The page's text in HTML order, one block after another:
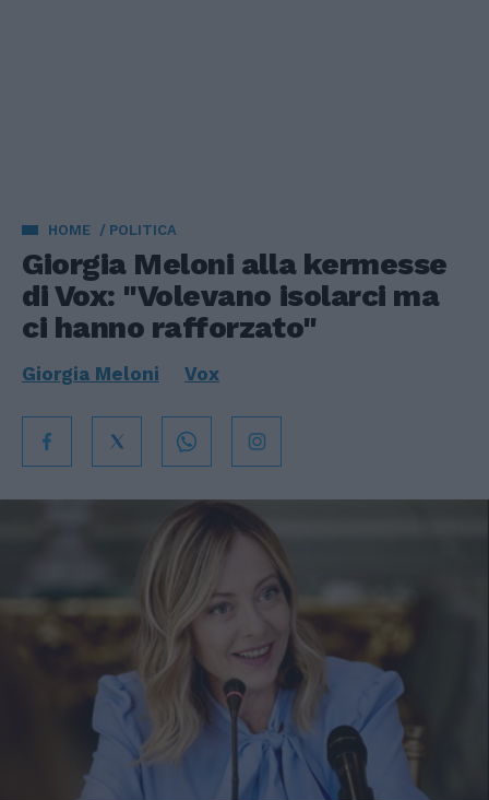
HOME POLITICA
Giorgia Meloni alla kermesse
di Vox: "Volevano isolarci ma
ci hanno rafforzato"
Giorgia Meloni Vox